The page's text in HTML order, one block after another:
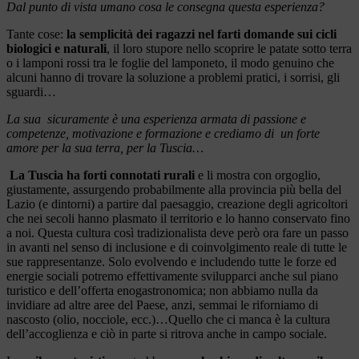
Dal punto di vista umano cosa le consegna questa esperienza?
Tante cose: la semplicità dei ragazzi nel farti domande sui cicli
biologici e naturali, il loro stupore nello scoprire le patate sotto terra
o i lamponi rossi tra le foglie del lamponeto, il modo genuino che
alcuni hanno di trovare la soluzione a problemi pratici, i sorrisi, gli
sguardi…
La sua sicuramente è una esperienza armata di passione e
competenze, motivazione e formazione e crediamo di un forte
amore per la sua terra, per la Tuscia…
La Tuscia ha forti connotati rurali e li mostra con orgoglio,
giustamente, assurgendo probabilmente alla provincia più bella del
Lazio (e dintorni) a partire dal paesaggio, creazione degli agricoltori
che nei secoli hanno plasmato il territorio e lo hanno conservato fino
a noi. Questa cultura così tradizionalista deve però ora fare un passo
in avanti nel senso di inclusione e di coinvolgimento reale di tutte le
sue rappresentanze. Solo evolvendo e includendo tutte le forze ed
energie sociali potremo effettivamente svilupparci anche sul piano
turistico e dell’offerta enogastronomica; non abbiamo nulla da
invidiare ad altre aree del Paese, anzi, semmai le riforniamo di
nascosto (olio, nocciole, ecc.)…Quello che ci manca è la cultura
dell’accoglienza e ciò in parte si ritrova anche in campo sociale.